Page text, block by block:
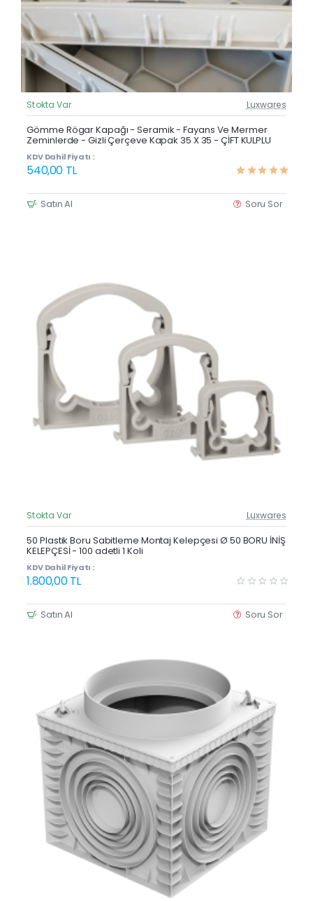
Güncel Fiyat
Yeni Ürün
Stokta Var Luxwares
Gömme Rögar Kapağı - Seramik - Fayans Ve Mermer
Zeminlerde - Gizli Çerçeve Kapak 35 X 35 - ÇİFT KULPLU
KDV Dahil Fiyatı :
540,00 TL
Satın Al Soru Sor
Güncel Fiyat
Yeni Ürün
Stokta Var Luxwares
50 Plastik Boru Sabitleme Montaj Kelepçesi Ø 50 BORU İNİŞ
KELEPÇESİ - 100 adetli 1 Koli
KDV Dahil Fiyatı :
1.800,00 TL
Satın Al Soru Sor